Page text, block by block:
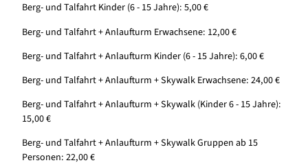
Berg- und Talfahrt Kinder (6 - 15 Jahre): 5,00 €
Berg- und Talfahrt + Anlaufturm Erwachsene: 12,00 €
Berg- und Talfahrt + Anlaufturm Kinder (6 - 15 Jahre): 6,00 €
Berg- und Talfahrt + Anlaufturm + Skywalk Erwachsene: 24,00 €
Berg- und Talfahrt + Anlaufturm + Skywalk (Kinder 6 - 15 Jahre):
15,00 €
Berg- und Talfahrt + Anlaufturm + Skywalk Gruppen ab 15
Personen: 22,00 €